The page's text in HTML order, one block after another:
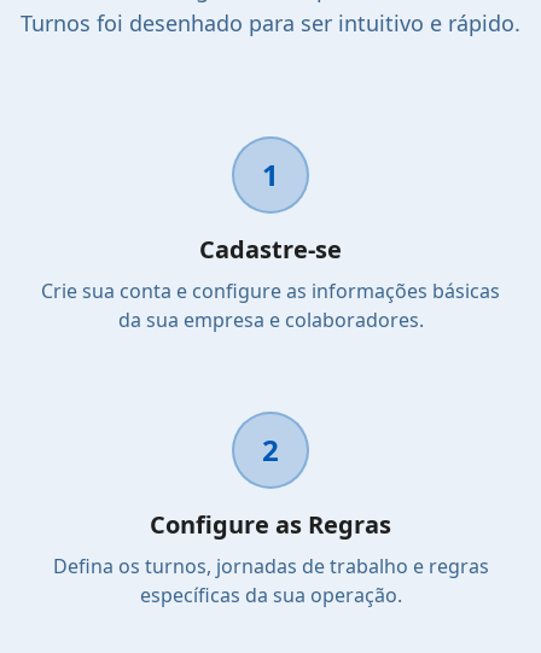
Turnos foi desenhado para ser intuitivo e rápido.
1
Cadastre-se
Crie sua conta e configure as informações básicas
da sua empresa e colaboradores.
2
Configure as Regras
Defina os turnos, jornadas de trabalho e regras
específicas da sua operação.